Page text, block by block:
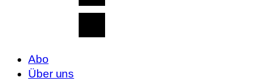
Abo
Über uns